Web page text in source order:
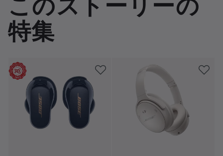
特集